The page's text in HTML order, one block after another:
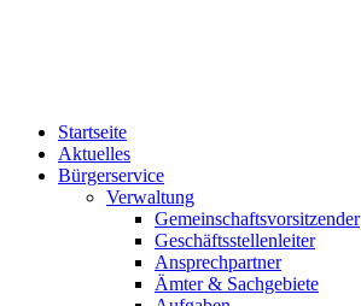
Startseite
Aktuelles
Bürgerservice
Verwaltung
Gemeinschaftsvorsitzender
Geschäftsstellenleiter
Ansprechpartner
Ämter & Sachgebiete